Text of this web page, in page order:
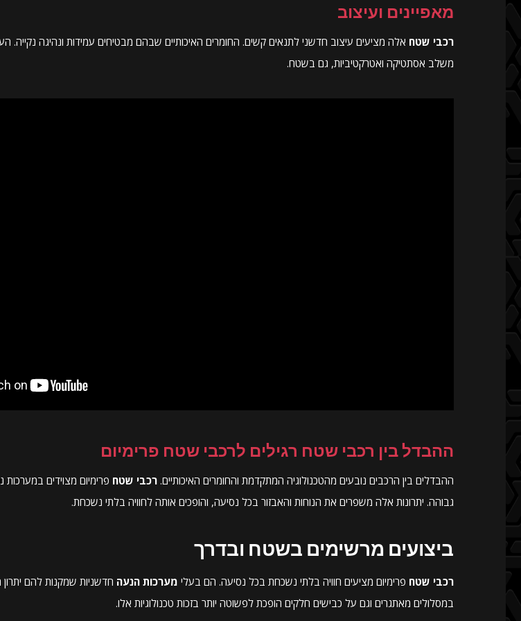
מאפיינים ועיצוב
רכבי שטח אלה מציעים עיצוב חדשני לתנאים קשים. החומרים האיכותיים שבהם מבטיחים עמידות ונהיגה נקייה.
משלב אסתטיקה ואטרקטיביות, גם בשטח.
ההבדל בין רכבי שטח רגילים לרכבי שטח פרימיום
ההבדלים בין הרכבים נובעים מהטכנולוגיה המתקדמת והחומרים האיכותיים. רכבי שטח פרימיום מצוידים
גבוהה. יתרונות אלה משפרים את הנוחות והאבזור בכל נסיעה, והופכים אותה לחוויה בלתי נשכחת.
ביצועים מרשימים בשטח ובדרך
רכבי שטח פרימיום מציעים חוויה בלתי נשכחת בכל נסיעה. הם בעלי מערכות הנעה חדשניות שמקנות להם
במסלולים מאתגרים וגם על כבישים חלקים הופכת לפשוטה יותר בזכות טכנולוגיות אלו.